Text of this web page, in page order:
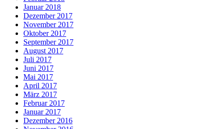
Januar 2018
Dezember 2017
November 2017
Oktober 2017
September 2017
August 2017
Juli 2017
Juni 2017
Mai 2017
April 2017
März 2017
Februar 2017
Januar 2017
Dezember 2016